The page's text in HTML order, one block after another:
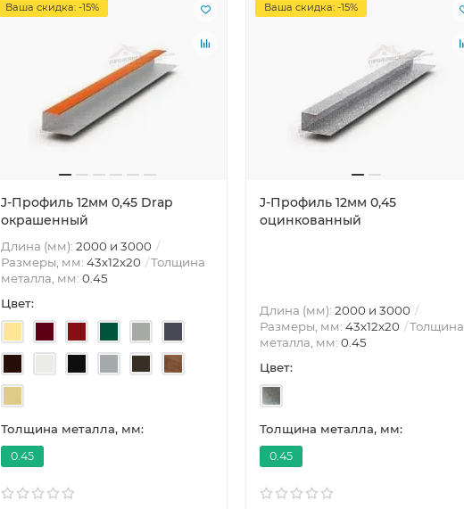
Ваша скидка: -15%
J-Профиль 12мм 0,45 Drap
окрашенный
Длина (мм): 2000 и 3000
Размеры, мм: 43х12х20
Толщина
металла, мм: 0.45
Цвет:
Толщина металла, мм:
0.45
Ваша скидка: -15%
J-Профиль 12мм 0,45
оцинкованный
Длина (мм): 2000 и 3000
Размеры, мм: 43х12х20
Толщина
металла, мм: 0.45
Цвет:
Толщина металла, мм:
0.45